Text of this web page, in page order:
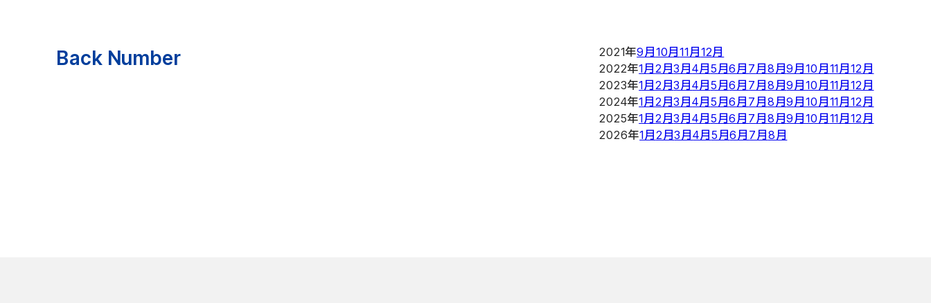
Back Number 2021年9月10月11月12月
2022年1月2月3月4月5月6月 7月8月9月10月11月12月
2023年1月2月3月4月5月6月 7月8月9月10月11月12月
2024年1月2月3月4月5月6月 7月8月9月10月11月12月
2025年1月2月3月4月5月6月 7月8月9月10月11月12月
2026年1月2月3月4月5月6月 7月8月